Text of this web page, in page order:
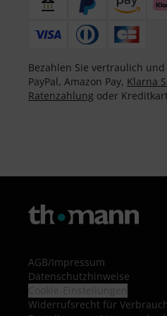
Bezahlen Sie vertraulich
PayPal, Amazon Pay, Klarna
Ratenzahlung oder
AGB/Impressum
Datenschutzhinweise
Widerrufsrecht für